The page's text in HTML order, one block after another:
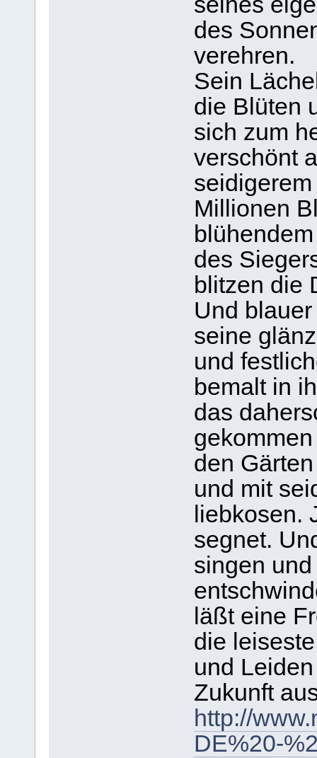
des
verehren.
Sein
die Blüten
sich zum
verschönt
Millionen
des
blitzen die
Und
seine
und
bemalt in
das
den
und mit
liebkosen.
segnet.
singen
läßt eine
die
und
Zukunft
http://
DE%20-